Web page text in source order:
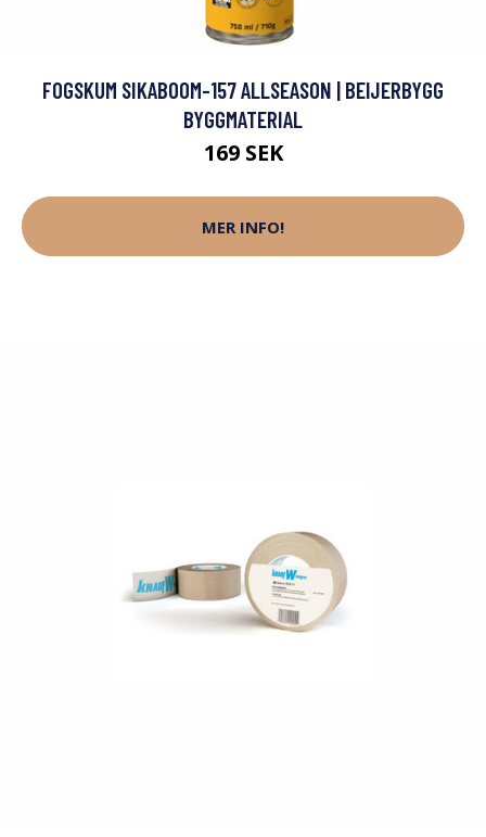
FOGSKUM SIKABOOM-157 ALLSEASON | BEIJERBYGG
BYGGMATERIAL
169 SEK
MER INFO!